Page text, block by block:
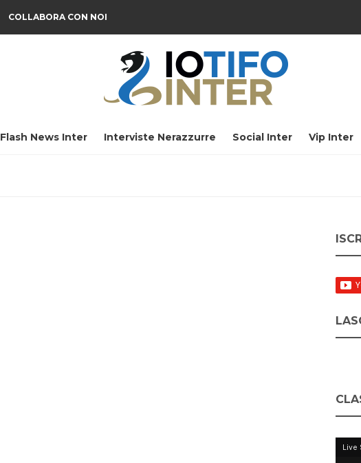
COLLABORA CON NOI
Flash News Inter Interviste Nerazzurre Social Inter Vip Inter